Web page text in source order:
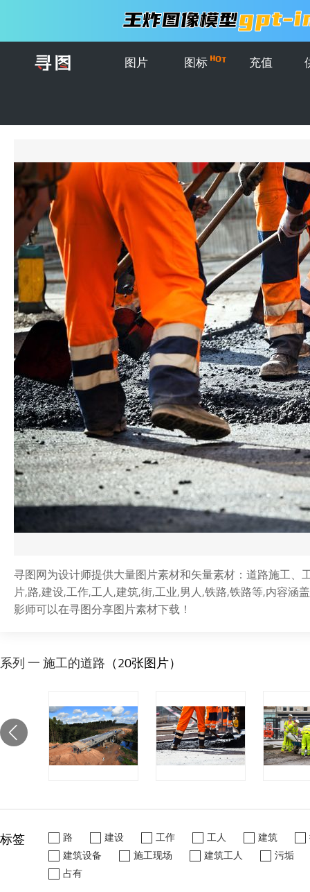
图片 图标 充值
寻图网为设计师提供大量图片素材和矢量素材：道路施工
片,路,建设,工作,工人,建筑,街,工业,男人,铁路,铁路等,内容涵
影师可以在寻图分享图片素材下载！
系列 一 施工的道路 （20张图片）
标签 路 建设 工作 工人 建筑
建筑设备
施工现场 建筑工人
污垢
占有